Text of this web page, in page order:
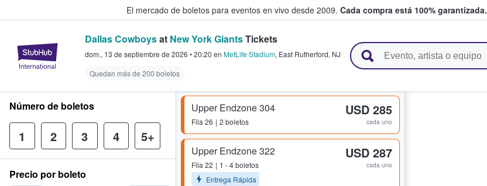
El mercado de boletos para eventos en vivo desde 2009. Cada compra está 100% garantizada.
StubHub: donde los fans compran y venden boletos
Dallas Cowboysat New York GiantsTickets
dom., 13 de septiembre de 2026 •20:20 en MetLife Stadium, East Rutherford, NJ
Quedan más de 200 boletos
Upper Endzone 304
Fila 26 2 boletos
USD 285
cada uno
Upper Endzone 322
Fila 22
1 - 4 boletos
Entrega Rápida
USD 287
cada uno
Número de boletos
1 2 3 4 5+
Precio por boleto